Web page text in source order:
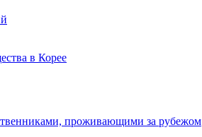
в Корее
проживающими за рубежом